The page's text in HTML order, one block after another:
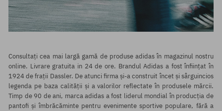
Consultați cea mai largă gamă de produse adidas în magazinul nostru
online. Livrare gratuita in 24 de ore. Brandul Adidas a fost înființat în
1924 de frații Dassler. De atunci firma și-a construit încet și sârguincios
legenda pe baza calității și a valorilor reflectate în produsele mărcii.
Timp de 90 de ani, marca adidas a fost liderul mondial în producția de
pantofi și îmbrăcăminte pentru evenimente sportive populare, fără a